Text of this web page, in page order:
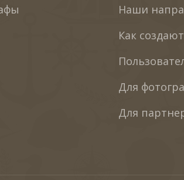
Наши
Как
Для
Для